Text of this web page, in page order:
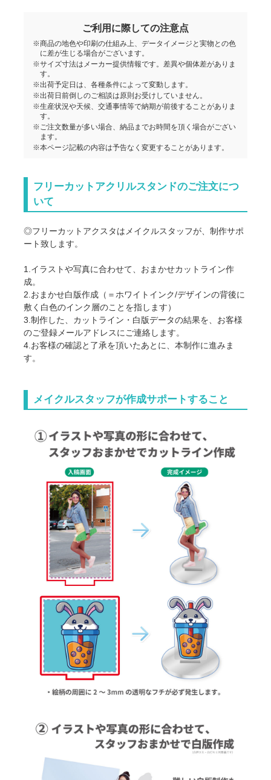
オーロラフリーカットアクスタ・15×20cm
ご利用に際しての注意点
※商品の地色や印刷の仕組み上、データイメージと実物との色
に差が生じる場合がございます。
※サイズ寸法はメーカー提供情報です。差異や個体差がありま
す。
※出荷予定日は、各種条件によって変動します。
※出荷日前倒しのご相談は原則お受けしていません。
※生産状況や天候、交通事情等で納期が前後することがありま
す。
※ご注文数量が多い場合、納品までお時間を頂く場合がござい
ます。
※本ページ記載の内容は予告なく変更することがあります。
フリーカットアクリルスタンドのご注文につ
いて
◎フリーカットアクスタはメイクルスタッフが、制作サポ
ート致します。
1.イラストや写真に合わせて、おまかせカットライン作
成。
2.おまかせ白版作成（＝ホワイトインク/デザインの背後に
敷く白色のインク層のことを指します）
3.制作した、カットライン・白版データの結果を、お客様
のご登録メールアドレスにご連絡します。
4.お客様の確認と了承を頂いたあとに、本制作に進みま
す。
メイクルスタッフが作成サポートすること